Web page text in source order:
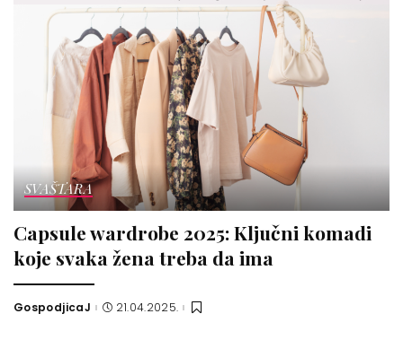
SVAŠTARA
Capsule wardrobe 2025: Ključni komadi
koje svaka žena treba da ima
Posted
GospodjicaJ 21.04.2025.